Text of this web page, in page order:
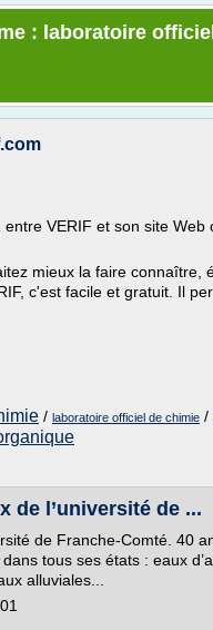
: laboratoire
VERIF et son site Web
mieux la faire connaître,
c'est facile et gratuit. Il
/ laboratoire officiel de chimie /
de l’université de ...
de Franche-Comté. 40
tous ses états : eaux
alluviales...